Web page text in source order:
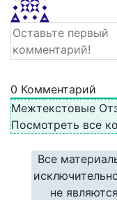
0 Комментарий
Межтекстовые
Посмотреть все
Все
не